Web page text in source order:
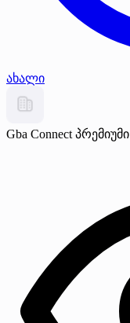
ახალი
Gba Connect პრემიუმი